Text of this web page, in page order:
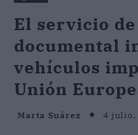
El servicio
documental
vehículos
Unión
Marta Suárez 4 julio,